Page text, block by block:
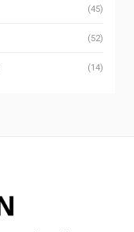
(45)
(52)
(14)